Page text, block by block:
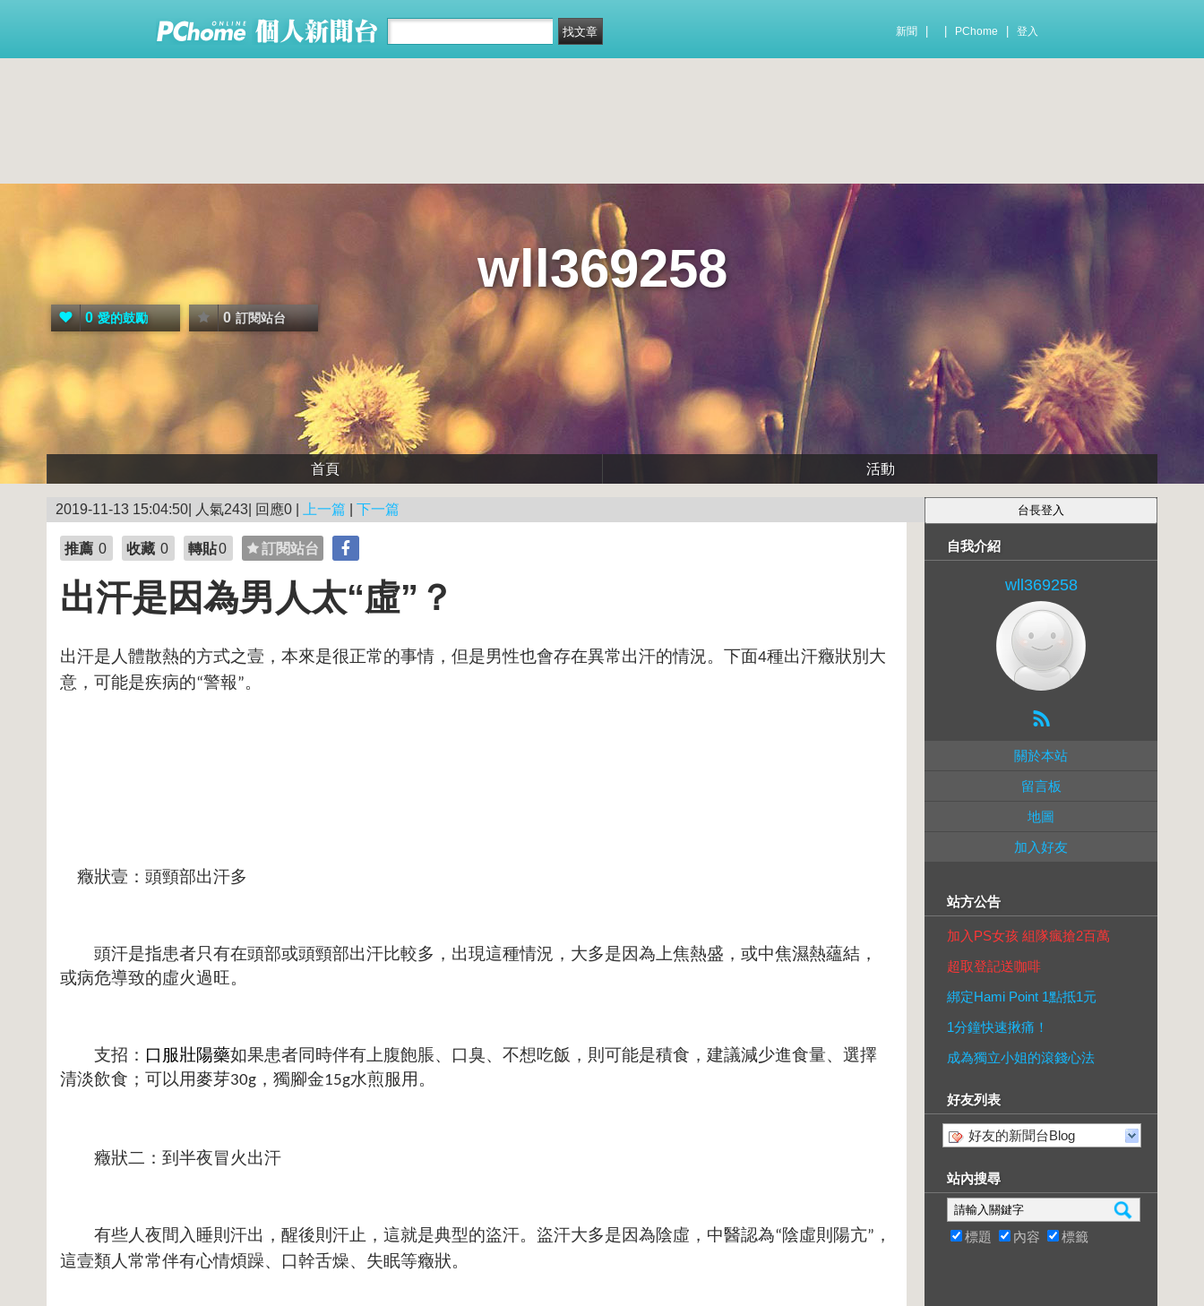
新聞 PChome 登入
wll369258
0 愛的鼓勵 0 訂閱站台
首頁 活動
2019-11-13 15:04:50| 人氣243| 回應0 | 上一篇 下一篇
推薦 0 收藏 0 轉貼0 訂閱站台
出汗是因為男人太“虛”？
出汗是人體散熱的方式之壹，本來是很正常的事情，但是男性也會存在異常出汗的情況。下面4種出汗癥狀別大
意，可能是疾病的“警報”。
癥狀壹：頭頸部出汗多
頭汗是指患者只有在頭部或頭頸部出汗比較多，出現這種情況，大多是因為上焦熱盛，或中焦濕熱蘊結，
或病危導致的虛火過旺。
支招： 口服壯陽藥如果患者同時伴有上腹飽脹、口臭、不想吃飯，則可能是積食，建議減少進食量、選擇
清淡飲食；可以用麥芽30g ，獨腳金15g水煎服用。
癥狀二：到半夜冒火出汗
有些人夜間入睡則汗出，醒後則汗止，這就是典型的盜汗。盜汗大多是因為陰虛，中醫認為“陰虛則陽亢” ，
這壹類人常常伴有心情煩躁、口幹舌燥、失眠等癥狀。
自我介紹
wll369258
關於本站
留言板
地圖
加入好友
站方公告
加入PS女孩 組隊瘋搶2百萬
超取登記送咖啡
綁定Hami Point 1點抵1元
1分鐘快速揪痛！
成為獨立小姐的滾錢心法
好友列表
好友的新聞台Blog
站內搜尋
標題 內容 標籤